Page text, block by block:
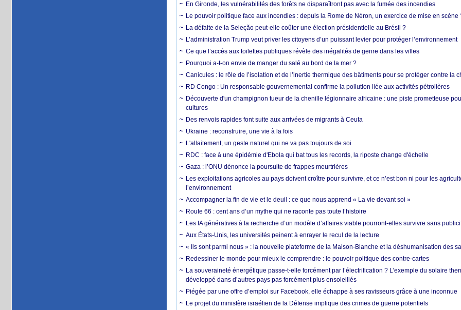
En Gironde, les vulnérabilités des forêts ne disparaîtront pas avec la fumée des incendies
Le pouvoir politique face aux incendies : depuis la Rome de Néron, un exercice de mise en scène
La défaite de la Seleção peut-elle coûter une élection présidentielle au Brésil ?
L’administration Trump veut priver les citoyens d’un puissant levier pour protéger l’environnement
Ce que l’accès aux toilettes publiques révèle des inégalités de genre dans les villes
Pourquoi a-t-on envie de manger du salé au bord de la mer ?
Canicules : le rôle de l’isolation et de l’inertie thermique des bâtiments pour se protéger contre la
RD Congo : Un responsable gouvernemental confirme la pollution liée aux activités pétrolières
Découverte d'un champignon tueur de la chenille légionnaire africaine : une piste prometteuse
cultures
Des renvois rapides font suite aux arrivées de migrants à Ceuta
Ukraine : reconstruire, une vie à la fois
L'allaitement, un geste naturel qui ne va pas toujours de soi
RDC : face à une épidémie d'Ebola qui bat tous les records, la riposte change d'échelle
Gaza : l’ONU dénonce la poursuite de frappes meurtrières
Les exploitations agricoles au pays doivent croître pour survivre, et ce n’est bon ni pour les
l’environnement
Accompagner la fin de vie et le deuil : ce que nous apprend « La vie devant soi »
Route 66 : cent ans d’un mythe qui ne raconte pas toute l’histoire
Les IA génératives à la recherche d’un modèle d’affaires viable pourront-elles survivre sans
Aux États-Unis, les universités peinent à enrayer le recul de la lecture
« Ils sont parmi nous » : la nouvelle plateforme de la Maison-Blanche et la déshumanisation des
Redessiner le monde pour mieux le comprendre : le pouvoir politique des contre-cartes
La souveraineté énergétique passe-t-elle forcément par l’électrification ? L’exemple du solaire
développé dans d’autres pays pas forcément plus ensoleillés
Piégée par une offre d’emploi sur Facebook, elle échappe à ses ravisseurs grâce à une inconnue
Le projet du ministère israélien de la Défense implique des crimes de guerre potentiels